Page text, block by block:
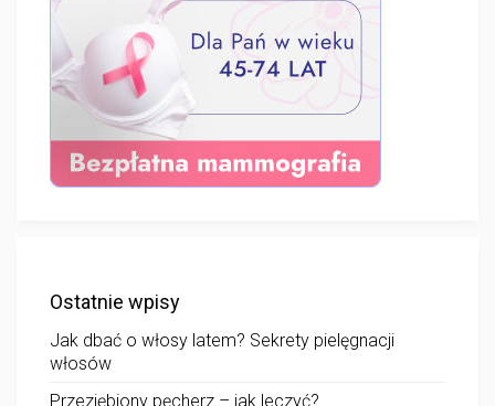
Ostatnie wpisy
Jak dbać o włosy latem? Sekrety pielęgnacji
włosów
Przeziębiony pęcherz – jak leczyć?